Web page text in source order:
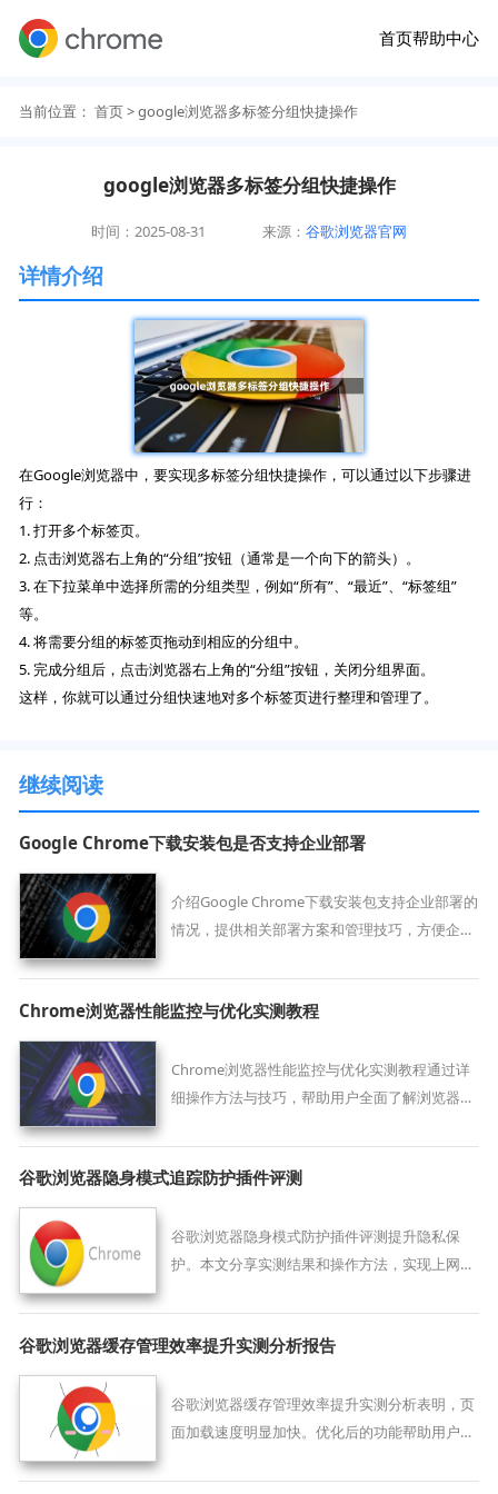
首页帮助中心
当前位置： 首页> google浏览器多标签分组快捷操作
google浏览器多标签分组快捷操作
时间：2025-08-31 来源：谷歌浏览器官网
详情介绍
在Google浏览器中，要实现多标签分组快捷操作，可以通过以下步骤进
行：
1. 打开多个标签页。
2. 点击浏览器右上角的“分组”按钮（通常是一个向下的箭头）。
3. 在下拉菜单中选择所需的分组类型，例如“所有”、“最近”、“标签组”
等。
4. 将需要分组的标签页拖动到相应的分组中。
5. 完成分组后，点击浏览器右上角的“分组”按钮，关闭分组界面。
这样，你就可以通过分组快速地对多个标签页进行整理和管理了。
继续阅读
Google Chrome下载安装包是否支持企业部署
介绍Google Chrome下载安装包支持企业部署的
情况，提供相关部署方案和管理技巧，方便企业
Chrome浏览器性能监控与优化实测教程
Chrome浏览器性能监控与优化实测教程通过详
细操作方法与技巧，帮助用户全面了解浏览器运
谷歌浏览器隐身模式追踪防护插件评测
谷歌浏览器隐身模式防护插件评测提升隐私保
护。本文分享实测结果和操作方法，实现上网安
谷歌浏览器缓存管理效率提升实测分析报告
谷歌浏览器缓存管理效率提升实测分析表明，页
面加载速度明显加快。优化后的功能帮助用户更